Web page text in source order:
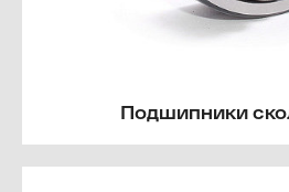
Подшипники